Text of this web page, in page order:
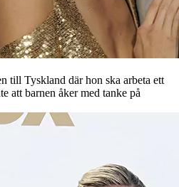
till Tyskland där hon ska arbeta ett
att barnen åker med tanke på